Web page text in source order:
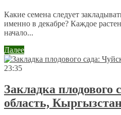
Какие семена следует
именно в декабре? Каждое
начало...
Далее
23:35
Закладка плодового
область,